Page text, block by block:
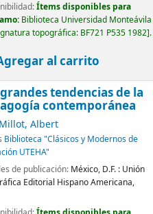
Ítems disponibles para
Biblioteca Universidad Monteávila
topográfica: BF721 P535 1982 .
al carrito
tendencias de la
contemporánea
Millot, Albert
Biblioteca "Clásicos y Modernos de
UTEHA"
de publicación: México, D.F. : Unión
Editorial Hispano Americana,